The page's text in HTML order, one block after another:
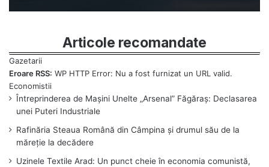
Articole recomandate
Eroare RSS: WP HTTP Error: Nu a fost furnizat un URL valid.
Întreprinderea de Mașini Unelte „Arsenal” Făgăraș: Declasarea
unei Puteri Industriale
Rafinăria Steaua Română din Câmpina și drumul său de la
măreție la decădere
Uzinele Textile Arad: Un punct cheie în economia comunistă,